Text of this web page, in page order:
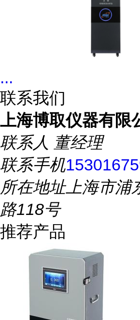
...
联系我们
上海博取仪器有限
联系人 董经理
联系手机
所在地址上海市浦
路118号
推荐产品